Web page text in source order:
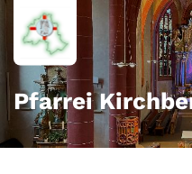
Zum Inhalt springen
Pfarrei